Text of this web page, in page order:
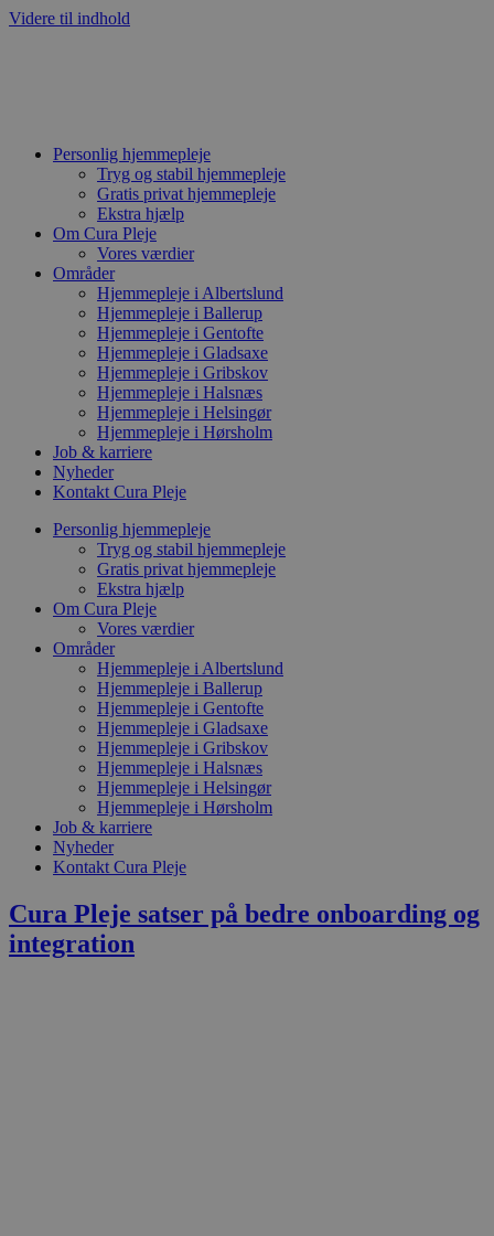
Videre til indhold
Personlig hjemmepleje
Tryg og stabil hjemmepleje
Gratis privat hjemmepleje
Ekstra hjælp
Om Cura Pleje
Vores værdier
Områder
Hjemmepleje i Albertslund
Hjemmepleje i Ballerup
Hjemmepleje i Gentofte
Hjemmepleje i Gladsaxe
Hjemmepleje i Gribskov
Hjemmepleje i Halsnæs
Hjemmepleje i Helsingør
Hjemmepleje i Hørsholm
Job & karriere
Nyheder
Kontakt Cura Pleje
Personlig hjemmepleje
Tryg og stabil hjemmepleje
Gratis privat hjemmepleje
Ekstra hjælp
Om Cura Pleje
Vores værdier
Områder
Hjemmepleje i Albertslund
Hjemmepleje i Ballerup
Hjemmepleje i Gentofte
Hjemmepleje i Gladsaxe
Hjemmepleje i Gribskov
Hjemmepleje i Halsnæs
Hjemmepleje i Helsingør
Hjemmepleje i Hørsholm
Job & karriere
Nyheder
Kontakt Cura Pleje
Cura Pleje satser på bedre onboarding og
integration